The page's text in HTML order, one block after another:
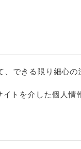
できる限り細心の
トを介した個人情